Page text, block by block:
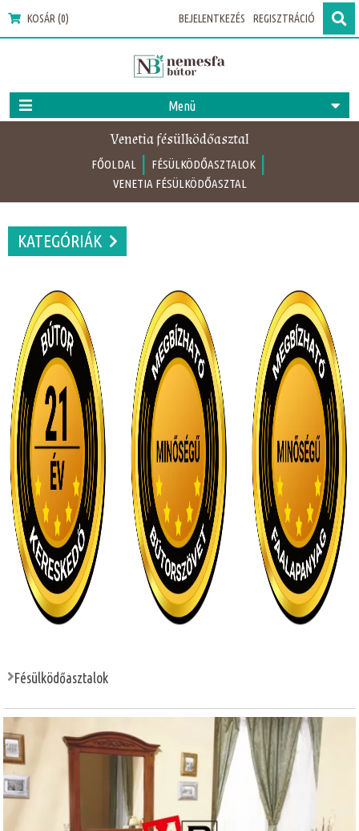
KOSÁR (0) BEJELENTKEZÉS REGISZTRÁCIÓ
Menü
Venetia fésülködőasztal
FŐOLDAL FÉSÜLKÖDŐASZTALOK
VENETIA FÉSÜLKÖDŐASZTAL
KATEGÓRIÁK
Fésülködőasztalok